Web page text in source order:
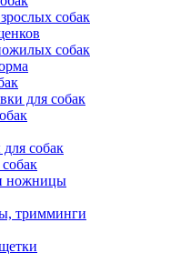
собак
собак
для собак
собак
ножницы
тримминги